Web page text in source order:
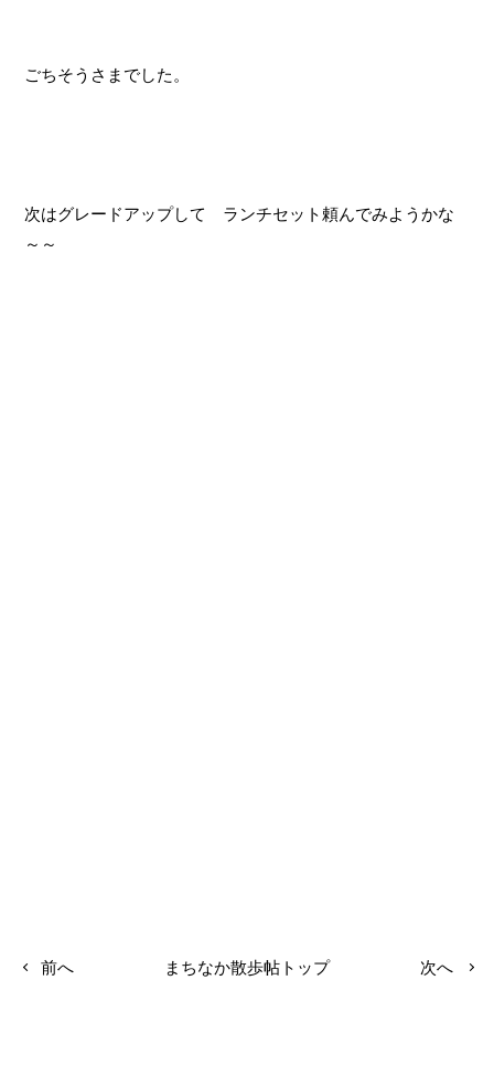
ごちそうさまでした。
次はグレードアップして ランチセット頼んでみようかな
～～
前へ まちなか散歩帖トップ 次へ